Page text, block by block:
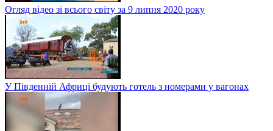
Огляд відео зі всього світу за 9 липня 2020 року
У Південній Африці будують готель з номерами у вагонах